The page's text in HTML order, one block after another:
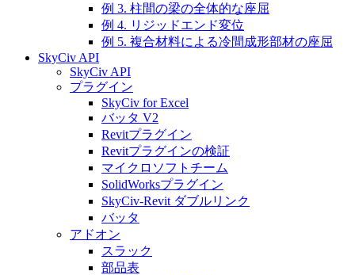
例 3. 柱間の梁の全体的な座屈
例 4. リジッドエンド変位
例 5. 複合材料による冷間成形部材の座屈
SkyCiv API
SkyCiv API
プラグイン
SkyCiv for Excel
バッタ V2
Revitプラグイン
Revitプラグインの検証
マイクロソフトチーム
SolidWorksプラグイン
SkyCiv-Revit ダブルリンク
バッタ
アドオン
スラック
部品表